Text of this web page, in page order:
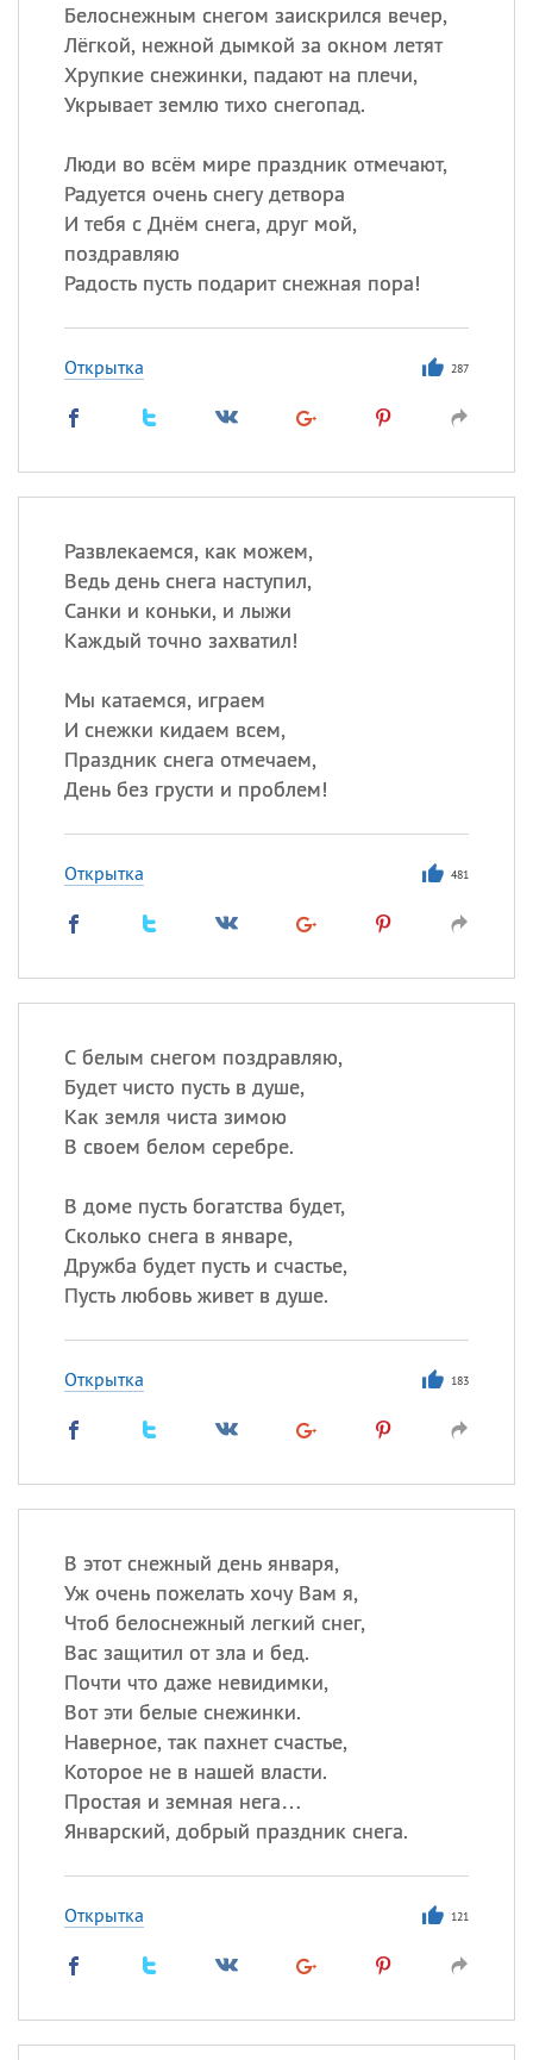
Белоснежным снегом заискрился вечер,
Лёгкой, нежной дымкой за окном летят
Хрупкие снежинки, падают на плечи,
Укрывает землю тихо снегопад.
Люди во всём мире праздник отмечают,
Радуется очень снегу детвора
И тебя с Днём снега, друг мой,
поздравляю
Радость пусть подарит снежная пора!
Открытка 287
Развлекаемся, как можем,
Ведь день снега наступил,
Санки и коньки, и лыжи
Каждый точно захватил!
Мы катаемся, играем
И снежки кидаем всем,
Праздник снега отмечаем,
День без грусти и проблем!
Открытка 481
С белым снегом поздравляю,
Будет чисто пусть в душе,
Как земля чиста зимою
В своем белом серебре.
В доме пусть богатства будет,
Сколько снега в январе,
Дружба будет пусть и счастье,
Пусть любовь живет в душе.
Открытка 183
В этот снежный день января,
Уж очень пожелать хочу Вам я,
Чтоб белоснежный легкий снег,
Вас защитил от зла и бед.
Почти что даже невидимки,
Вот эти белые снежинки.
Наверное, так пахнет счастье,
Которое не в нашей власти.
Простая и земная нега…
Январский, добрый праздник снега.
Открытка 121